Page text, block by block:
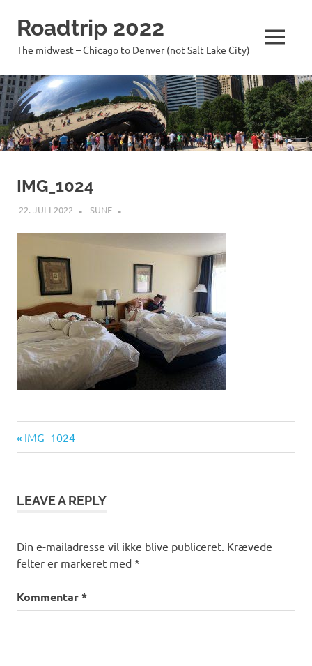
Skip
to
content
Roadtrip 2022
The midwest – Chicago to Denver (not Salt Lake City) MENU
IMG_1024
22. JULI 2022 SUNE
Indlægsnavigation
Previous
Post:
IMG_1024
LEAVE A REPLY
Din e-mailadresse vil ikke blive publiceret. Krævede
felter er markeret med *
Kommentar*